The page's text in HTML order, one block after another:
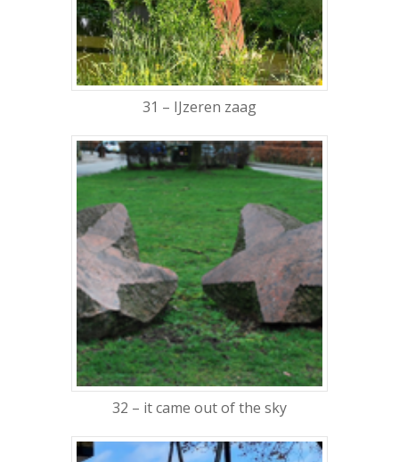
31 – IJzeren zaag
32 – it came out of the sky